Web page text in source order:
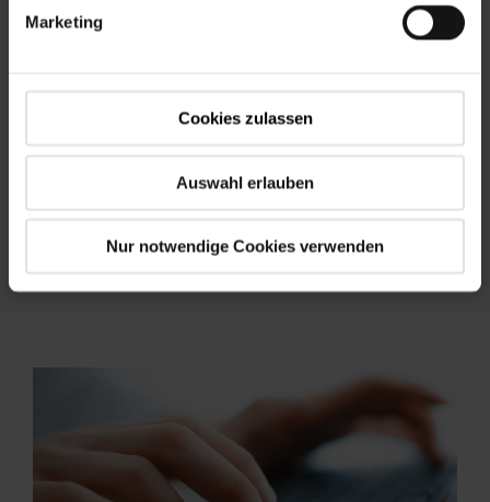
Marketing
Cookies zulassen
Auswahl erlauben
Nur notwendige Cookies verwenden
Často kladené otázky
Odpovede nájdete rýchlo a jednoducho v našich
často kladených otázkach